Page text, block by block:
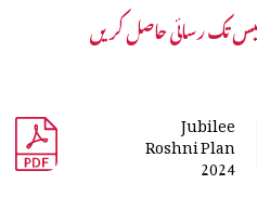
تک رسائی حاصل کریں
Jubilee
Roshni Plan
2024